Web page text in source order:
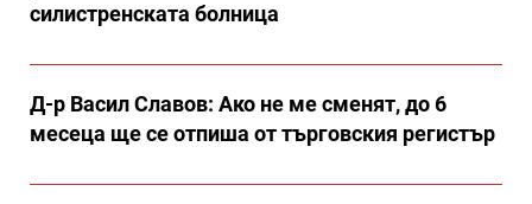
силистренската болница
Д-р Васил Славов: Ако не ме сменят, до 6
месеца ще се отпиша от търговския регистър